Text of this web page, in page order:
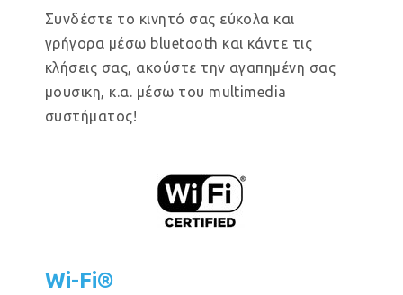
Συνδέστε το κινητό σας εύκολα και
γρήγορα μέσω bluetooth και κάντε τις
κλήσεις σας, ακούστε την αγαπημένη σας
μουσικη, κ.α. μέσω του multimedia
συστήματος!
Wi-Fi®